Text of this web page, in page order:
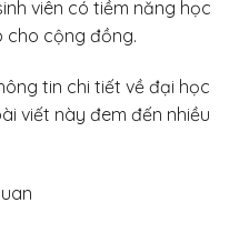
viên có tiềm năng học
cho cộng đồng.
tin chi tiết về đại học
viết này đem đến nhiều